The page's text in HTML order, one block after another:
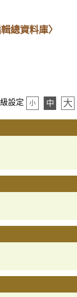
總資料庫〉
設定 小 中 大